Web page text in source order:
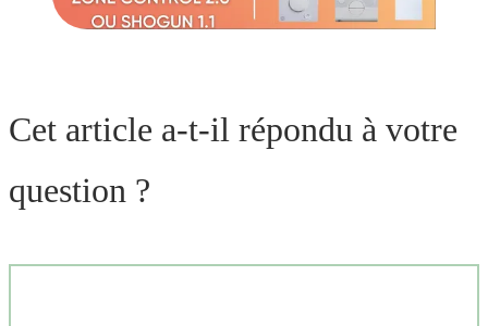
Cet article a-t-il répondu à votre
question ?